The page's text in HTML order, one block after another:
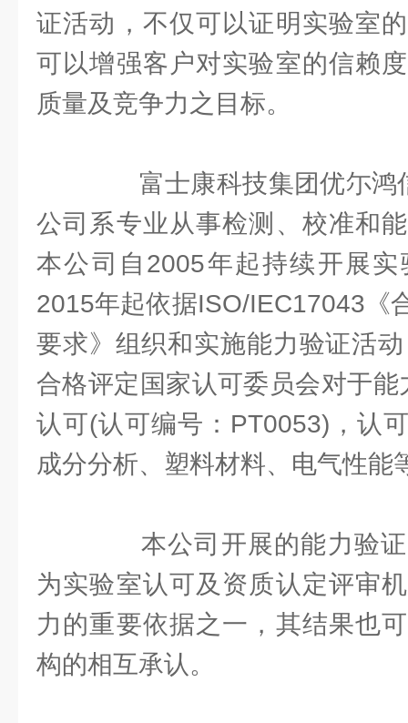
证活动，不仅可以证明实验室
可以增强客户对实验室的信赖
质量及竞争力之目标。
富士康科技集团优尓鸿
公司系专业从事检测、校准和
本公司自2005年起持续开展
2015年起依据ISO/IEC17043《
要求》组织和实施能力验证活
合格评定国家认可委员会对于
认可(认可编号：PT0053)，认
成分分析、塑料材料、电气性能
本公司开展的能力验证
为实验室认可及资质认定评审
力的重要依据之一，其结果也
构的相互承认。